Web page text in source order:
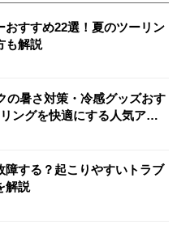
おすすめ22選！夏のツーリン
も解説
の暑さ対策・冷感グッズおす
ングを快適にする人気アイ
障する？起こりやすいトラブ
解説